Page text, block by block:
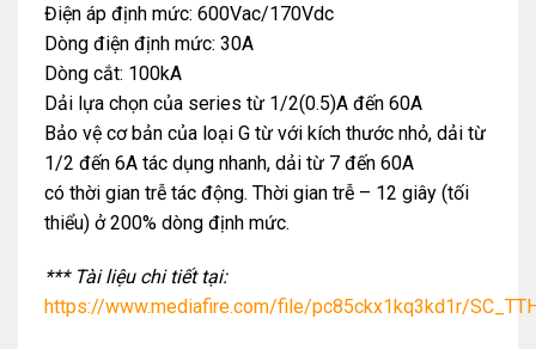
Điện áp định mức: 600Vac/170Vdc
Dòng điện định mức: 30A
Dòng cắt: 100kA
Dải lựa chọn của series từ 1/2(0.5)A đến 60A
Bảo vệ cơ bản của loại G từ với kích thước nhỏ, dải từ
1/2 đến 6A tác dụng nhanh, dải từ 7 đến 60A
có thời gian trễ tác động. Thời gian trễ – 12 giây (tối
thiểu) ở 200% dòng định mức.
*** Tài liệu chi tiết tại:
https://www.mediafire.com/file/pc85ckx1kq3kd1r/